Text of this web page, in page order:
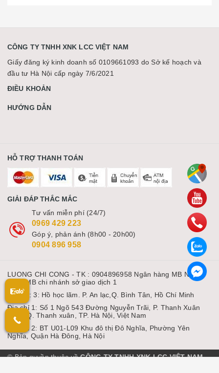
CÔNG TY TNHH XNK LCC VIỆT NAM
Giấy đăng ký kinh doanh số 0109661093 do Sở kế hoạch và
đầu tư Hà Nội cấp ngày 7/6/2021
ĐIỀU KHOẢN
HƯỚNG DẪN
HỖ TRỢ THANH TOÁN
GIẢI ĐÁP THẮC MẮC
Tư vấn miễn phí (24/7)
0969 429 223
Góp ý, phản ánh (8h00 - 20h00)
0904 896 958
LUONG CHI CONG - TK : 0904896958 Ngân hàng MB Ngân
hàng MB chi nhánh sở giao dịch 1
Địa chỉ: 3: Hồ học lãm. P. An lạc,Q. Bình Tân, Hồ Chí Minh
Địa chỉ 1: Số 1 Ngõ 543 Đường Nguyễn Trãi, P. Thanh Xuân
Nam, Q. Thanh xuân, TP. Hà Nội, Việt Nam
Địa chỉ 2: BT U01-L09 Khu đô thị Đô Nghĩa, Phường Yên
Nghĩa, Quận Hà Đông, Hà Nội
© Bản quyền thuộc vềCÔNG TY TNHH XNK LCC VIỆT NAM